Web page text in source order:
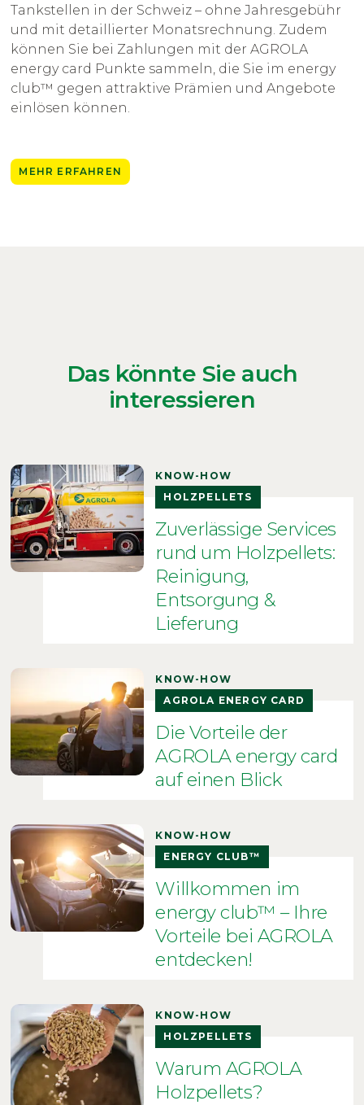
Tankstellen in der Schweiz – ohne Jahresgebühr
und mit detaillierter Monatsrechnung. Zudem
können Sie bei Zahlungen mit der AGROLA
energy card Punkte sammeln, die Sie im energy
club™ gegen attraktive Prämien und Angebote
einlösen können.
MEHR ERFAHREN
Das könnte Sie auch
interessieren
KNOW-HOW
HOLZPELLETS
Zuverlässige Services
rund um Holzpellets:
Reinigung,
Entsorgung &
Lieferung
KNOW-HOW
AGROLA ENERGY CARD
Die Vorteile der
AGROLA energy card
auf einen Blick
KNOW-HOW
ENERGY CLUB™
Willkommen im
energy club™ – Ihre
Vorteile bei AGROLA
entdecken!
KNOW-HOW
HOLZPELLETS
Warum AGROLA
Holzpellets?